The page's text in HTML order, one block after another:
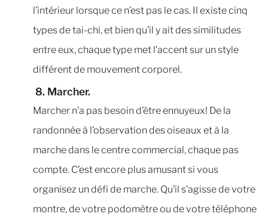
l’intérieur lorsque ce n’est pas le cas. Il existe cinq
types de tai-chi, et bien qu’il y ait des similitudes
entre eux, chaque type met l’accent sur un style
différent de mouvement corporel.
8. Marcher.
Marcher n’a pas besoin d’être ennuyeux! De la
randonnée à l’observation des oiseaux et à la
marche dans le centre commercial, chaque pas
compte. C’est encore plus amusant si vous
organisez un défi de marche. Qu’il s’agisse de votre
montre, de votre podomètre ou de votre téléphone